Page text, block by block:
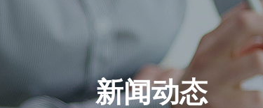
新闻动态